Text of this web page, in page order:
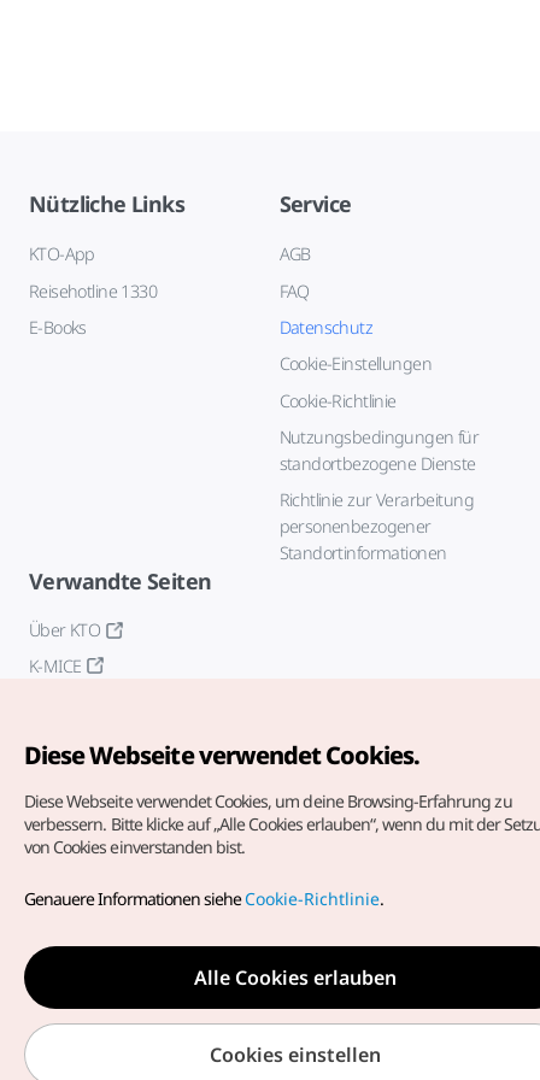
Nützliche Links
KTO-App
Reisehotline 1330
E-Books
Service
AGB
FAQ
Datenschutz
Cookie-Einstellungen
Cookie-Richtlinie
Nutzungsbedingungen für
standortbezogene Dienste
Richtlinie zur Verarbeitung
personenbezogener
Standortinformationen
Verwandte Seiten
Über KTO
K-MICE
vorbehalten.
dieoffizielle E-Mail-Adresse
german@knto.or.kr
Diese Webseite verwendet Cookies.
Diese Webseite verwendet Cookies, um deine Browsing-Erfahrung zu
verbessern. Bitte klicke auf „Alle Cookies erlauben“, wenn du mit der
von Cookies einverstanden bist.
Genauere Informationen sieheCookie-Richtlinie.
Alle Cookies erlauben
Cookies einstellen